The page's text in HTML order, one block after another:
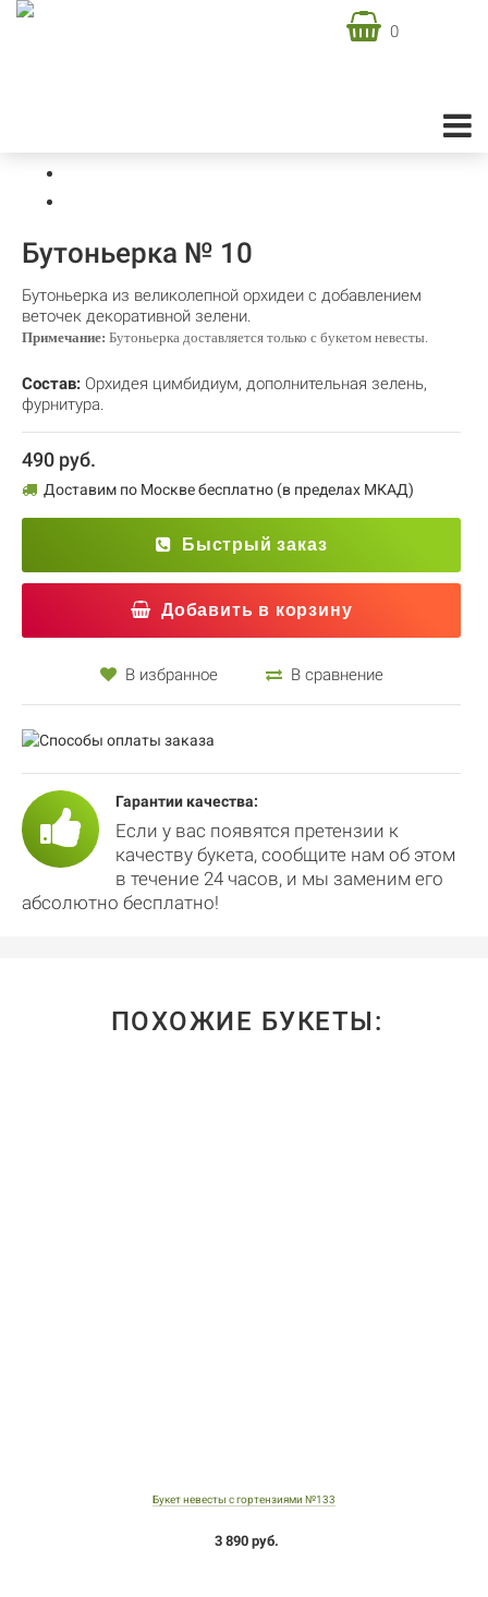
0
Бутоньерка № 10
Бутоньерка из великолепной орхидеи с добавлением
веточек декоративной зелени.
Примечание: Бутоньерка доставляется только с букетом невесты.
Состав: Орхидея цимбидиум, дополнительная зелень,
фурнитура.
490 руб.
Доставим по Москве бесплатно (в пределах МКАД)
Быстрый заказ
Добавить в корзину
В избранное В сравнение
Гарантии качества:
Если у вас появятся претензии к
качеству букета, сообщите нам об этом
в течение 24 часов, и мы заменим его
абсолютно бесплатно!
ПОХОЖИЕ БУКЕТЫ:
Букет невесты с гортензиями №133
3 890 руб.